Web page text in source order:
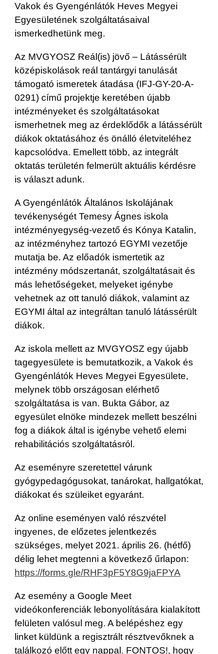
Vakok és Gyengénlátók Heves Megyei
Egyesületének szolgáltatásaival
ismerkedhetünk meg.
Az MVGYOSZ Reál(is) jövő – Látássérült
középiskolások reál tantárgyi tanulását
támogató ismeretek átadása (IFJ-GY-20-A-
0291) című projektje keretében újabb
intézményeket és szolgáltatásokat
ismerhetnek meg az érdeklődők a látássérült
diákok oktatásához és önálló életviteléhez
kapcsolódva. Emellett több, az integrált
oktatás területén felmerült aktuális kérdésre
is választ adunk.
A Gyengénlátók Általános Iskolájának
tevékenységét Temesy Ágnes iskola
intézményegység-vezető és Kónya Katalin,
az intézményhez tartozó EGYMI vezetője
mutatja be. Az előadók ismertetik az
intézmény módszertanát, szolgáltatásait és
más lehetőségeket, melyeket igénybe
vehetnek az ott tanuló diákok, valamint az
EGYMI által az integráltan tanuló látássérült
diákok.
Az iskola mellett az MVGYOSZ egy újabb
tagegyesülete is bemutatkozik, a Vakok és
Gyengénlátók Heves Megyei Egyesülete,
melynek több országosan elérhető
szolgáltatása is van. Bukta Gábor, az
egyesület elnöke mindezek mellett beszélni
fog a diákok által is igénybe vehető elemi
rehabilitációs szolgáltatásról.
Az eseményre szeretettel várunk
gyógypedagógusokat, tanárokat, hallgatókat,
diákokat és szüleiket egyaránt.
Az online eseményen való részvétel
ingyenes, de előzetes jelentkezés
szükséges, melyet 2021. április 26. (hétfő)
délig lehet megtenni a következő űrlapon:
https://forms.gle/RHF3pF5Y8G9jaFPYA
Az esemény a Google Meet
videókonferenciák lebonyolítására kialakított
felületen valósul meg. A belépéshez egy
linket küldünk a regisztrált résztvevőknek a
találkozó előtt egy nappal. FONTOS!, hogy